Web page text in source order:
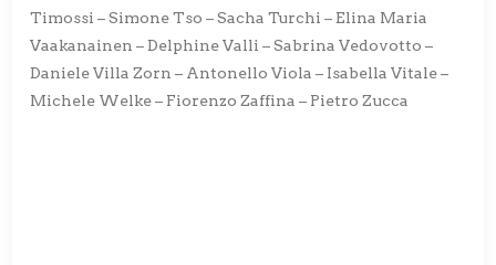
Timossi – Simone Tso – Sacha Turchi – Elina Maria
Vaakanainen – Delphine Valli – Sabrina Vedovotto –
Daniele Villa Zorn – Antonello Viola – Isabella Vitale –
Michele Welke – Fiorenzo Zaffina – Pietro Zucca